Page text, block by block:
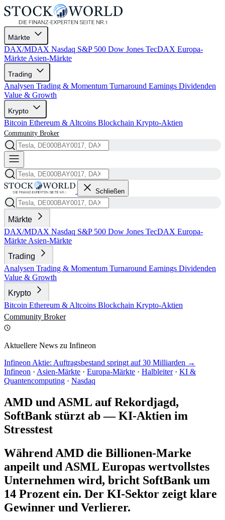
Märkte
DAX/MDAX Nasdaq S&P 500 Dow Jones TecDAX Europa-
Märkte Asien-Märkte
Trading
Analysen Trading & Momentum Turnaround Earnings Dividenden
Value & Growth
Krypto
Bitcoin Ethereum & Altcoins Blockchain Krypto-Aktien
Community Broker
Schließen
Märkte
DAX/MDAX Nasdaq S&P 500 Dow Jones TecDAX Europa-
Märkte Asien-Märkte
Trading
Analysen Trading & Momentum Turnaround Earnings Dividenden
Value & Growth
Krypto
Bitcoin Ethereum & Altcoins Blockchain Krypto-Aktien
Community Broker
Aktuellere News zu Infineon
Infineon Aktie: Auftragsbestand springt auf 30 Milliarden →
Infineon · Asien-Märkte · Europa-Märkte · Halbleiter · KI &
Quantencomputing · Nasdaq
AMD und ASML auf Rekordjagd,
SoftBank stürzt ab — KI-Aktien im
Stresstest
Während AMD die Billionen-Marke
anpeilt und ASML Europas wertvollstes
Unternehmen wird, bricht SoftBank um
14 Prozent ein. Der KI-Sektor zeigt klare
Gewinner und Verlierer.